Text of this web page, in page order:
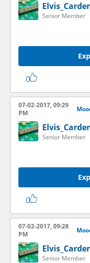
Senior Member
07-02-2017, 09:29
PM
Senior Member
07-02-2017, 09:28
PM
Senior Member